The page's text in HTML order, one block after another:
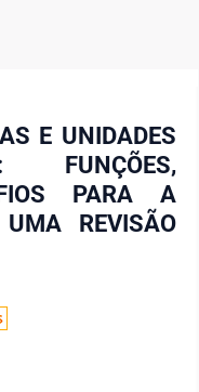
E UNIDADES
FUNÇÕES,
PARA A
REVISÃO